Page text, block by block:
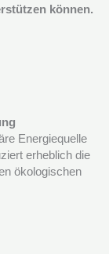
können.
Energiequelle
erheblich die
ökologischen